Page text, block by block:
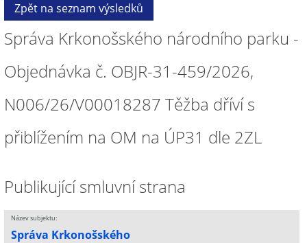
Zpět na seznam výsledků
Správa Krkonošského národního parku -
Objednávka č. OBJR-31-459/2026,
N006/26/V00018287 Těžba dříví s
přiblížením na OM na ÚP31 dle 2ZL
Publikující smluvní strana
Název subjektu:
Správa Krkonošského